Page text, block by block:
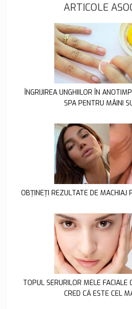
ARTICOLE
ÎNGRIJIREA UNGHIILOR ÎN
SPA PENTRU MÂINI
OBȚINEȚI REZULTATE DE MACHIAJ
TOPUL SERURILOR MELE FACIALE
CRED CĂ ESTE CEL